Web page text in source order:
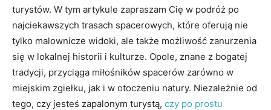
turystów. W tym artykule zapraszam Cię w‍ podróż po
⁤najciekawszych⁣ trasach spacerowych, ‍które⁤ oferują ‌nie
tylko malownicze widoki, ale także ​możliwość zanurzenia
się w lokalnej historii i kulturze. Opole, znane z​ bogatej
tradycji, przyciąga ⁣miłośników spacerów zarówno ‌w
miejskim zgiełku, jak i w otoczeniu natury. Niezależnie od
tego, ‌czy jesteś zapalonym turystą, czy po prostu